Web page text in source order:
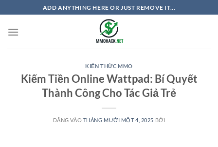
qua
nội
ADD ANYTHING HERE OR JUST REMOVE IT...
KIẾN THỨC MMO
Kiếm Tiền Online Wattpad: Bí Quyết
Thành Công Cho Tác Giả Trẻ
ĐĂNG VÀO THÁNG MƯỜI MỘT 4, 2025 BỞI